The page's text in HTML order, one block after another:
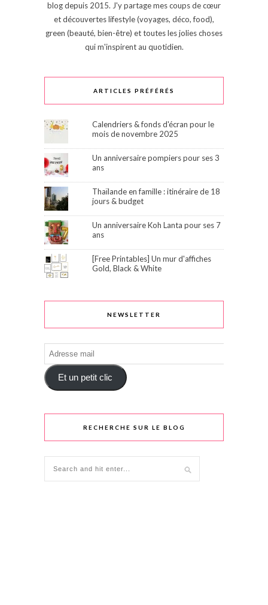
blog depuis 2015. J'y partage mes coups de cœur
et découvertes lifestyle (voyages, déco, food),
green (beauté, bien-être) et toutes les jolies choses
qui m'inspirent au quotidien.
ARTICLES PRÉFÉRÉS
Calendriers & fonds d'écran pour le
mois de novembre 2025
Un anniversaire pompiers pour ses 3
ans
Thaïlande en famille : itinéraire de 18
jours & budget
Un anniversaire Koh Lanta pour ses 7
ans
[Free Printables] Un mur d'affiches
Gold, Black & White
NEWSLETTER
Adresse
mail
Et un petit clic
RECHERCHE SUR LE BLOG